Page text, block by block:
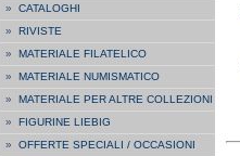
» CATALOGHI
» RIVISTE
» MATERIALE FILATELICO
» MATERIALE NUMISMATICO
» MATERIALE PER ALTRE COLLEZIONI
» FIGURINE LIEBIG
» OFFERTE SPECIALI / OCCASIONI